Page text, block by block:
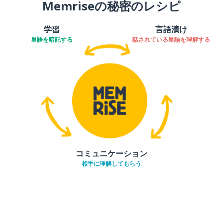
Memriseの秘密のレシピ
学習
単語を暗記する
言語漬け
話されている単語を理解する
コミュニケーション
相手に理解してもらう